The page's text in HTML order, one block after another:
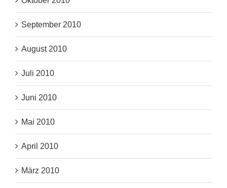
September 2010
August 2010
Juli 2010
Juni 2010
Mai 2010
April 2010
März 2010